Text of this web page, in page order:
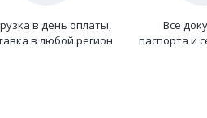
в день оплаты,
в любой регион
Все
паспорта и